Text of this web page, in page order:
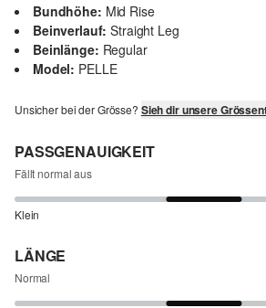
Bundhöhe: Mid Rise
Beinverlauf: Straight Leg
Beinlänge: Regular
Model: PELLE
Unsicher bei der Grösse? Sieh dir unsere
PASSGENAUIGKEIT
Fällt normal aus
Klein
LÄNGE
Normal